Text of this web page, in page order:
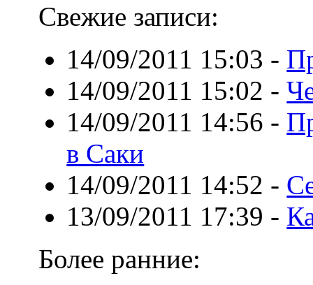
Свежие записи:
14/09/2011 15:03 -
14/09/2011 15:02 -
14/09/2011 14:56 -
в Саки
14/09/2011 14:52 -
13/09/2011 17:39 -
Более ранние: